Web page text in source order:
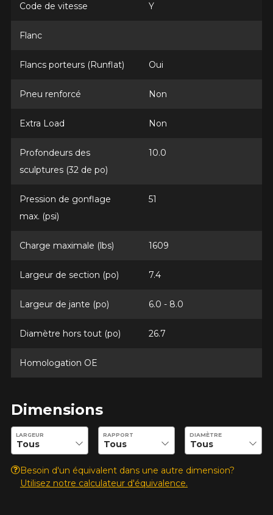
Code de vitesse Y
Flanc
Flancs porteurs (Runflat) Oui
Pneu renforcé Non
Extra Load Non
Profondeurs des
sculptures (32 de po)
10.0
Pression de gonflage
max. (psi)
51
Charge maximale (lbs) 1609
Largeur de section (po) 7.4
Largeur de jante (po) 6.0 - 8.0
Diamètre hors tout (po) 26.7
Homologation OE
Dimensions
Entrez les dimensions souhaitées pour vérifier la disponibilité
LARGEUR RAPPORT DIAMÈTRE
Besoin d'un équivalent dans une autre dimension?
Utilisez notre calculateur d'équivalence.
1 2 3 4 5
Commentaire
aider à trouver le produit qu'il vous faut.
d'équipement pour votre véhicule, vous devez vérifier